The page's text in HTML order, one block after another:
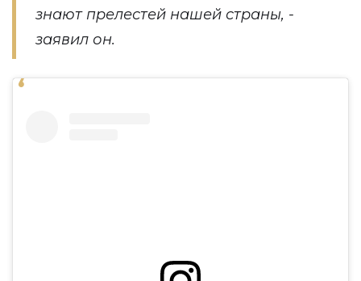
знают прелестей нашей страны, -
заявил он.